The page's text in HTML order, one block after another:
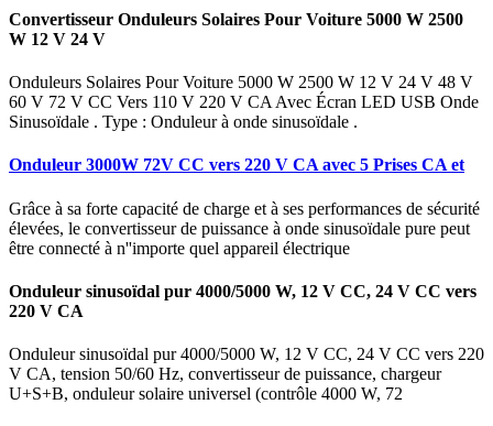
Convertisseur Onduleurs Solaires Pour Voiture 5000 W 2500
W 12 V 24 V
Onduleurs Solaires Pour Voiture 5000 W 2500 W 12 V 24 V 48 V
60 V 72 V CC Vers 110 V 220 V CA Avec Écran LED USB Onde
Sinusoïdale . Type : Onduleur à onde sinusoïdale .
Onduleur 3000W 72V CC vers 220 V CA avec 5 Prises CA et
Grâce à sa forte capacité de charge et à ses performances de sécurité
élevées, le convertisseur de puissance à onde sinusoïdale pure peut
être connecté à n''importe quel appareil électrique
Onduleur sinusoïdal pur 4000/5000 W, 12 V CC, 24 V CC vers
220 V CA
Onduleur sinusoïdal pur 4000/5000 W, 12 V CC, 24 V CC vers 220
V CA, tension 50/60 Hz, convertisseur de puissance, chargeur
U+S+B, onduleur solaire universel (contrôle 4000 W, 72